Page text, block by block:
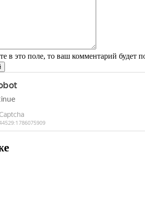
в это поле, то ваш комментарий будет